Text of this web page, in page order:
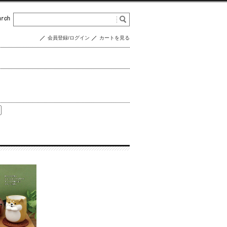
会員登録/ログイン カートを見る